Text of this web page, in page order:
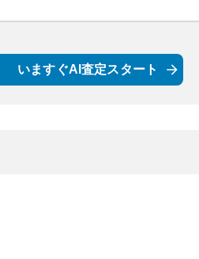
いますぐAI査定スタート